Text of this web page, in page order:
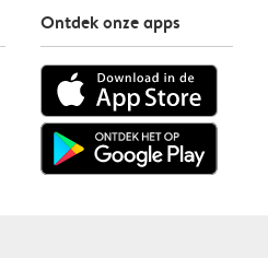
Ontdek onze apps